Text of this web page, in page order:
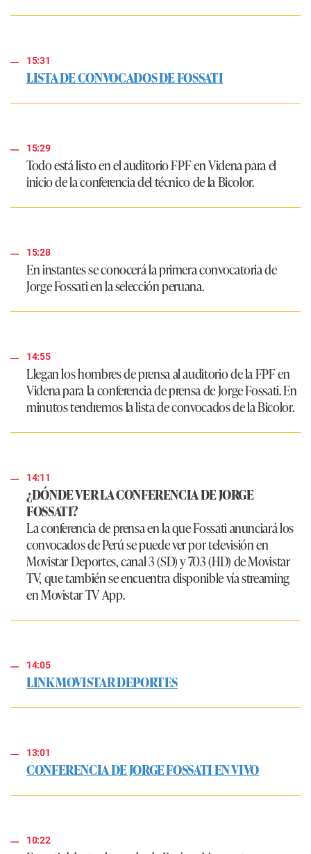
15:31
LISTA DE CONVOCADOS DE FOSSATI
15:29
Todo está listo en el auditorio FPF en Videna para el
inicio de la conferencia del técnico de la Bicolor.
15:28
En instantes se conocerá la primera convocatoria de
Jorge Fossati en la selección peruana.
14:55
Llegan los hombres de prensa al auditorio de la FPF en
Videna para la conferencia de prensa de Jorge Fossati. En
minutos tendremos la lista de convocados de la Bicolor.
14:11
¿DÓNDE VER LA CONFERENCIA DE JORGE
FOSSATI?
La conferencia de prensa en la que Fossati anunciará los
convocados de Perú se puede ver por televisión en
Movistar Deportes, canal 3 (SD) y 703 (HD) de Movistar
TV, que también se encuentra disponible vía streaming
en Movistar TV App.
14:05
LINK MOVISTAR DEPORTES
13:01
CONFERENCIA DE JORGE FOSSATI EN VIVO
10:22